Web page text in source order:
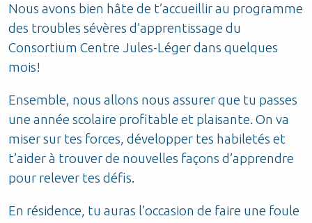
Nous avons bien hâte de t’accueillir au programme
des troubles sévères d’apprentissage du
Consortium Centre Jules-Léger dans quelques
mois!
Ensemble, nous allons nous assurer que tu passes
une année scolaire profitable et plaisante. On va
miser sur tes forces, développer tes habiletés et
t’aider à trouver de nouvelles façons d’apprendre
pour relever tes défis.
En résidence, tu auras l’occasion de faire une foule